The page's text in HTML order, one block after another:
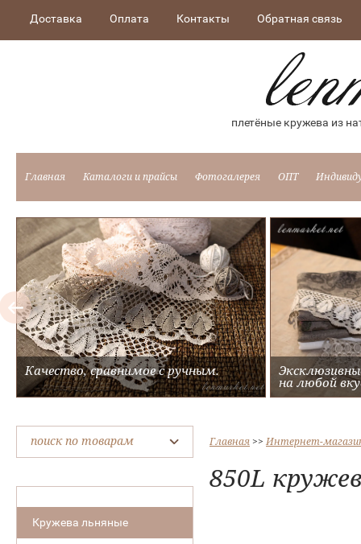
Доставка Оплата Контакты Обратная связь
плетёные кружева из
Главная Каталоги и прайсы Фотогалерея ОПТ
Качество, сравнимое с ручным.
на любой
поиск по товарам
Кружева льняные
Главная >> Интернет-
850L